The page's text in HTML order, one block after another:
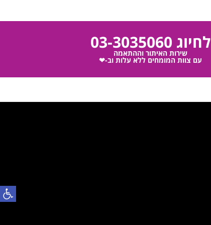
לחיוג 03-3035060
שירות האיתור וההתאמה
עם צוות המומחים ללא עלות וב-❤